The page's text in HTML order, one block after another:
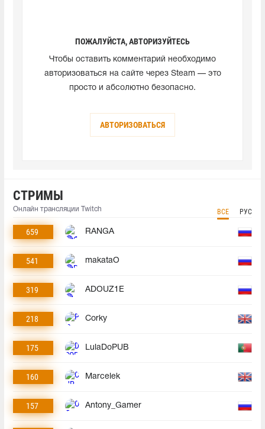
ПОЖАЛУЙСТА, АВТОРИЗУЙТЕСЬ
Чтобы оставить комментарий необходимо
авторизоваться на сайте через Steam — это
просто и абсолютно безопасно.
АВТОРИЗОВАТЬСЯ
СТРИМЫ
Онлайн трансляции Twitch ВСЕ РУС
659 RANGA
541 makataO
319 ADOUZ1E
218 Corky
175 LulaDoPUB
160 Marcelek
157 Antony_Gamer